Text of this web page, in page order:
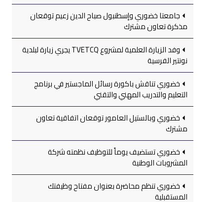
جامعتا خضوري وإسطنبول صباح الدين زعيم توقعان
مذكرة تعاون مشترك
وفد الزيارة العلمية لمشروع TVETCQ يجري زيارة لبلدية
نونتير الفرسية
خضوري تناقش باكورة رسائل الماجستير في برنامج
التعليم والتدريب المهني والتقني
خضوري وبالستيل العامور توقعان اتفاقية تعاون
مشترك
خضوري تستضيف يوماً للتوظيف نظمته شركة
المشروبات الوطنية
خضوري تنظم محاضرة بعنوان مفتاح وظيفتك
المستقبلية